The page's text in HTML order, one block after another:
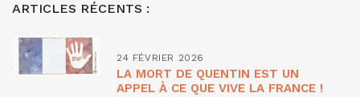
ARTICLES RÉCENTS :
24 FÉVRIER 2026
LA MORT DE QUENTIN EST UN
APPEL À CE QUE VIVE LA FRANCE !